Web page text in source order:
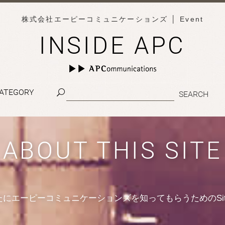
株式会社エーピーコミュニケーションズ │ Event
INSIDE APC
ABOUT THIS SITE
にエーピーコミュニケーションズを知ってもらうための